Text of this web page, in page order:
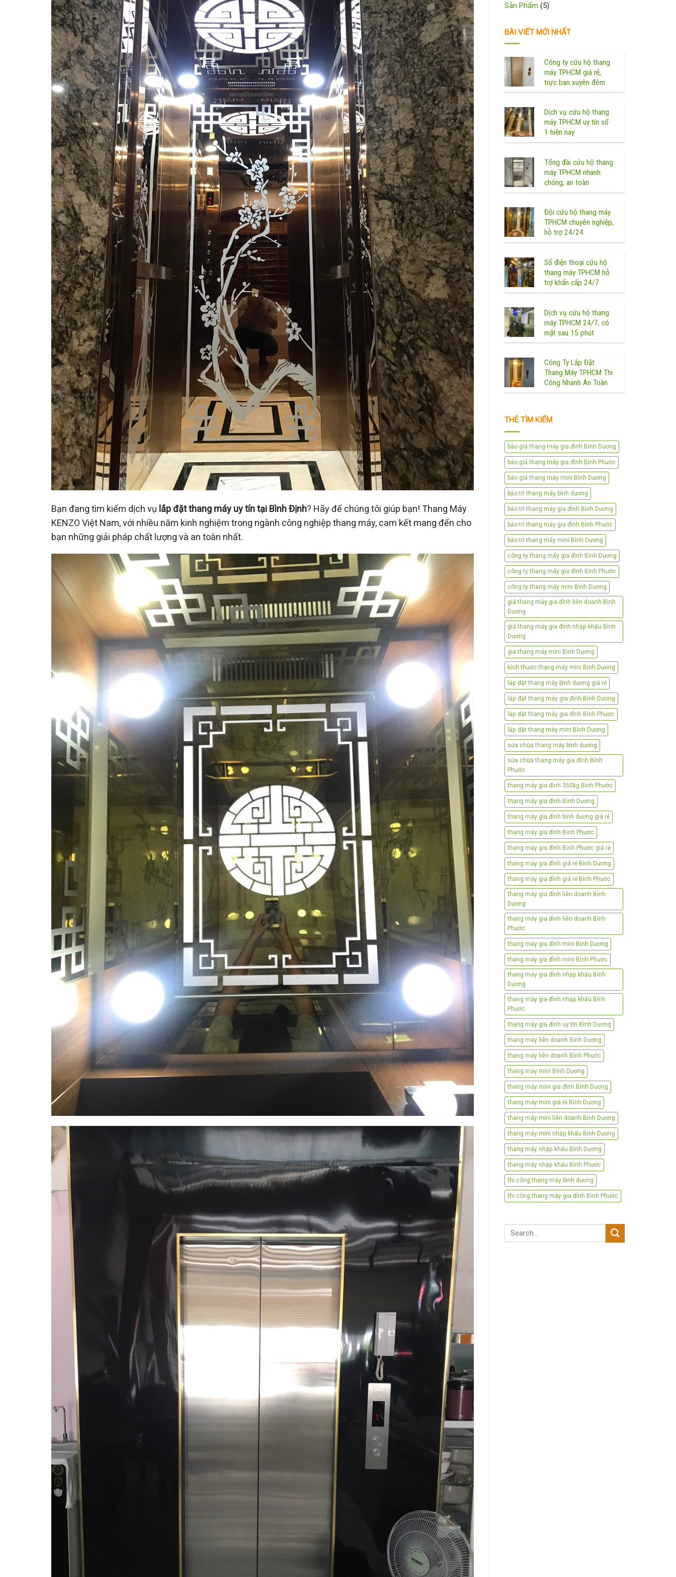
Bạn đang tìm kiếm dịch vụ lắp đặt thang máy uy tín tại Bình Định? Hãy để chúng tôi giúp bạn! Thang Máy
KENZO Việt Nam, với nhiều năm kinh nghiệm trong ngành công nghiệp thang máy, cam kết mang đến cho
bạn những giải pháp chất lượng và an toàn nhất.
Sản Phẩm (5)
BÀI VIẾT MỚI NHẤT
Công ty cứu hộ thang
máy TPHCM giá rẻ,
trực ban xuyên đêm
Dịch vụ cứu hộ thang
máy TPHCM uy tín số
1 hiện nay
Tổng đài cứu hộ thang
máy TPHCM nhanh
chóng, an toàn
Đội cứu hộ thang máy
TPHCM chuyên nghiệp,
hỗ trợ 24/24
Số điện thoại cứu hộ
thang máy TPHCM hỗ
trợ khẩn cấp 24/7
Dịch vụ cứu hộ thang
máy TPHCM 24/7, có
mặt sau 15 phút
Công Ty Lắp Đặt
Thang Máy TPHCM Thi
Công Nhanh An Toàn
THẺ TÌM KIẾM
báo giá thang máy gia đình Bình Dương
báo giá thang máy gia đình Bình Phước
báo giá thang máy mini Bình Dương
bảo trì thang máy bình dương
bảo trì thang máy gia đình Bình Dương
bảo trì thang máy gia đình Bình Phước
bảo trì thang máy mini Bình Dương
công ty thang máy gia đình Bình Dương
công ty thang máy gia đình Bình Phước
công ty thang máy mini Bình Dương
giá thang máy gia đình liên doanh Bình
Dương
giá thang máy gia đình nhập khẩu Bình
Dương
giá thang máy mini Bình Dương
kích thước thang máy mini Bình Dương
lắp đặt thang máy bình dương giá rẻ
lắp đặt thang máy gia đình Bình Dương
lắp đặt thang máy gia đình Bình Phước
lắp đặt thang máy mini Bình Dương
sửa chữa thang máy bình dương
sửa chữa thang máy gia đình Bình
Phước
thang máy gia đình 350kg Bình Phước
thang máy gia đình Bình Dương
thang máy gia đình bình dương giá rẻ
thang máy gia đình Bình Phước
thang máy gia đình Bình Phước giá rẻ
thang máy gia đình giá rẻ Bình Dương
thang máy gia đình giá rẻ Bình Phước
thang máy gia đình liên doanh Bình
Dương
thang máy gia đình liên doanh Bình
Phước
thang máy gia đình mini Bình Dương
thang máy gia đình mini Bình Phước
thang máy gia đình nhập khẩu Bình
Dương
thang máy gia đình nhập khẩu Bình
Phước
thang máy gia đình uy tín Bình Dương
thang máy liên doanh Bình Dương
thang máy liên doanh Bình Phước
thang máy mini Bình Dương
thang máy mini gia đình Bình Dương
thang máy mini giá rẻ Bình Dương
thang máy mini liên doanh Bình Dương
thang máy mini nhập khẩu Bình Dương
thang máy nhập khẩu Bình Dương
thang máy nhập khẩu Bình Phước
thi công thang máy bình dương
thi công thang máy gia đình Bình Phước
Search